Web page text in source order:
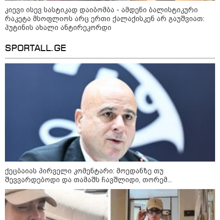
ბერუაშვილსაც
ადვოკატის ინფორმაციით, გიგა
ავალიანის საქმეზე ნია იმნაძეს
აკავებენ
კატეგორიის ყველა სიახლე
უკრაინის უმაღლესმა
ანტიკორუფციულმა სასამართლომ
აშშ-ში უკრაინის ყოფილ ელჩს,
კიევი ისევ სასტიკად დაიბომბა - ამდენი ბალისტიკური
რაკეტა მსოფლიოს არც ერთი ქალაქისკენ არ გაუშვიათ:
პუტინის ახალი ანტირეკორდი
SPORTALL.GE
ქეცბაიას პირველი კომენტარი: მოედანზე თუ
შევვარდებოდი და თამაშს ჩავშლიდი, თორემ...